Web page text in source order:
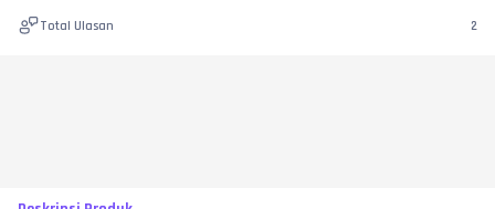
Total Ulasan 2